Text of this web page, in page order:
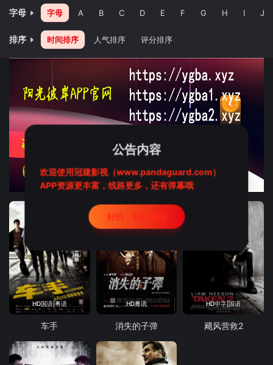
字母 字母 A B C D E F G H I J
排序 时间排序 人气排序 评分排序
HD国语|粤语
车手
HD粤语
消失的子弹
HD中字|国语
飓风营救2
公告内容
欢迎使用冠建影视（www.pandaguard.com）
APP资源更丰富，线路更多，还有弹幕哦
好的，我记住啦